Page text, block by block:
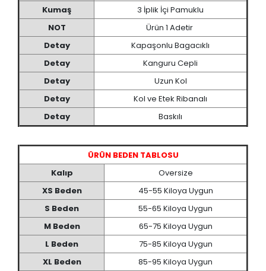
Kumaş
3 İplik İçi Pamuklu
NOT
Ürün 1 Adetir
Detay
Kapaşonlu Bagacıklı
Detay
Kanguru Cepli
Detay
Uzun Kol
Detay
Kol ve Etek Ribanalı
Detay
Baskılı
ÜRÜN BEDEN TABLOSU
Kalıp
Oversize
XS Beden
45-55 Kiloya Uygun
S Beden
55-65 Kiloya Uygun
M Beden
65-75 Kiloya Uygun
L Beden
75-85 Kiloya Uygun
XL Beden
85-95 Kiloya Uygun